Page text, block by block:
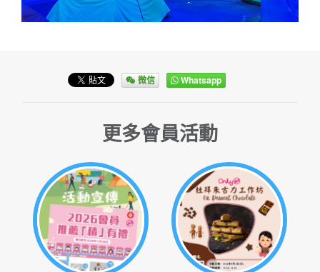
微信 Whatsapp
更多會員活動